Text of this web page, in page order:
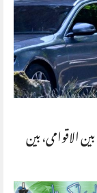
بین الاقوامی،بین